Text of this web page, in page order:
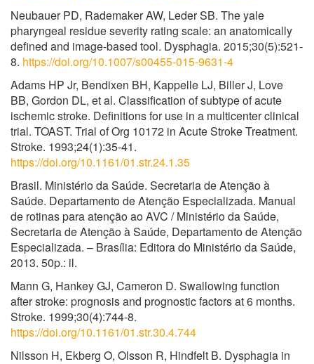
Neubauer PD, Rademaker AW, Leder SB. The yale
pharyngeal residue severity rating scale: an anatomically
defined and image-based tool. Dysphagia. 2015;30(5):521-
8. https://doi.org/10.1007/s00455-015-9631-4
Adams HP Jr, Bendixen BH, Kappelle LJ, Biller J, Love
BB, Gordon DL, et al. Classification of subtype of acute
ischemic stroke. Definitions for use in a multicenter clinical
trial. TOAST. Trial of Org 10172 in Acute Stroke Treatment.
Stroke. 1993;24(1):35-41.
https://doi.org/10.1161/01.str.24.1.35
Brasil. Ministério da Saúde. Secretaria de Atenção à
Saúde. Departamento de Atenção Especializada. Manual
de rotinas para atenção ao AVC / Ministério da Saúde,
Secretaria de Atenção à Saúde, Departamento de Atenção
Especializada. – Brasília: Editora do Ministério da Saúde,
2013. 50p.: il.
Mann G, Hankey GJ, Cameron D. Swallowing function
after stroke: prognosis and prognostic factors at 6 months.
Stroke. 1999;30(4):744-8.
https://doi.org/10.1161/01.str.30.4.744
Nilsson H, Ekberg O, Olsson R, Hindfelt B. Dysphagia in